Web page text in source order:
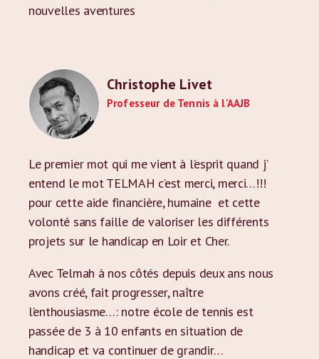
nouvelles aventures
Christophe Livet
Professeur de Tennis à l'AAJB
Le premier mot qui me vient à l’esprit quand j’
entend le mot TELMAH c’est merci, merci…!!!
pour cette aide financière, humaine et cette
volonté sans faille de valoriser les différents
projets sur le handicap en Loir et Cher.
Avec Telmah à nos côtés depuis deux ans nous
avons créé, fait progresser, naître
l’enthousiasme…: notre école de tennis est
passée de 3 à 10 enfants en situation de
handicap et va continuer de grandir…